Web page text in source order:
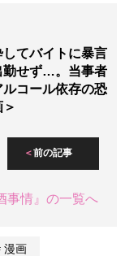
てバイトに暴言
せず…。当事者
コール依存の恐
前の記事
事情』の一覧へ
漫画